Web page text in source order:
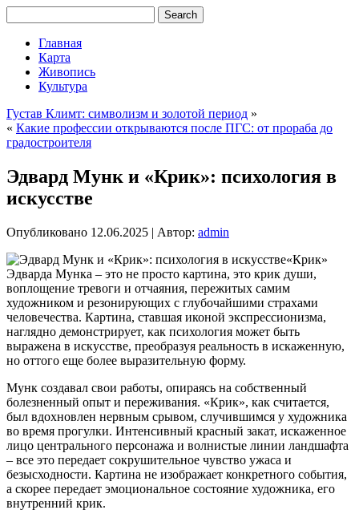
Главная
Карта
Живопись
Культура
Густав Климт: символизм и золотой период »
« Какие профессии открываются после ПГС: от прораба до
градостроителя
Эдвард Мунк и «Крик»: психология в
искусстве
Опубликовано 12.06.2025 | Автор: admin
«Крик»
Эдварда Мунка – это не просто картина, это крик души,
воплощение тревоги и отчаяния, пережитых самим
художником и резонирующих с глубочайшими страхами
человечества. Картина, ставшая иконой экспрессионизма,
наглядно демонстрирует, как психология может быть
выражена в искусстве, преобразуя реальность в искаженную,
но оттого еще более выразительную форму.
Мунк создавал свои работы, опираясь на собственный
болезненный опыт и переживания. «Крик», как считается,
был вдохновлен нервным срывом, случившимся у художника
во время прогулки. Интенсивный красный закат, искаженное
лицо центрального персонажа и волнистые линии ландшафта
– все это передает сокрушительное чувство ужаса и
безысходности. Картина не изображает конкретного события,
а скорее передает эмоциональное состояние художника, его
внутренний крик.